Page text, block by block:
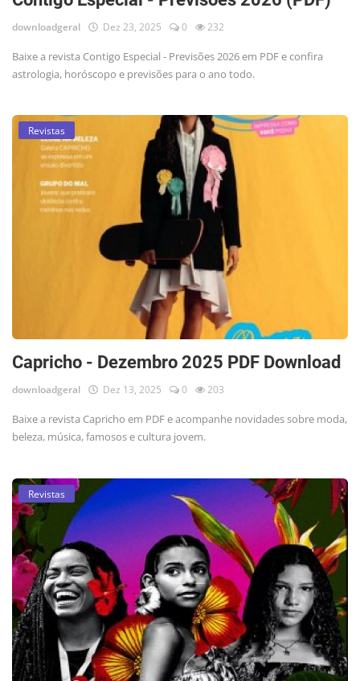
downloadgeral Dez 23, 2025 0 232
Baixe a revista Contigo Especial - Previsões 2026 em PDF e confira
astrologia, horóscopo e previsões para o ano todo.
Revistas
Capricho - Dezembro 2025 PDF Download
downloadgeral Dez 13, 2025 0 203
Baixe a revista Capricho em PDF e acompanhe novidades sobre moda,
beleza, música, famosos e cultura jovem.
Revistas